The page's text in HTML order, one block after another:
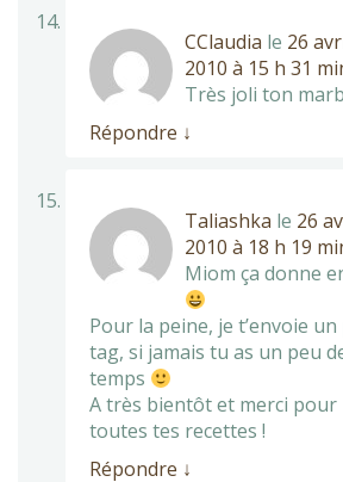
CClaudia le 26
2010 à 15 h 31
Très joli ton
Répondre ↓
Taliashka le 26
2010 à 18 h 19
Miom ça donne
Pour la peine, je t’envoie un
tag, si jamais tu as un peu
temps
A très bientôt et merci pour
toutes tes recettes !
Répondre ↓